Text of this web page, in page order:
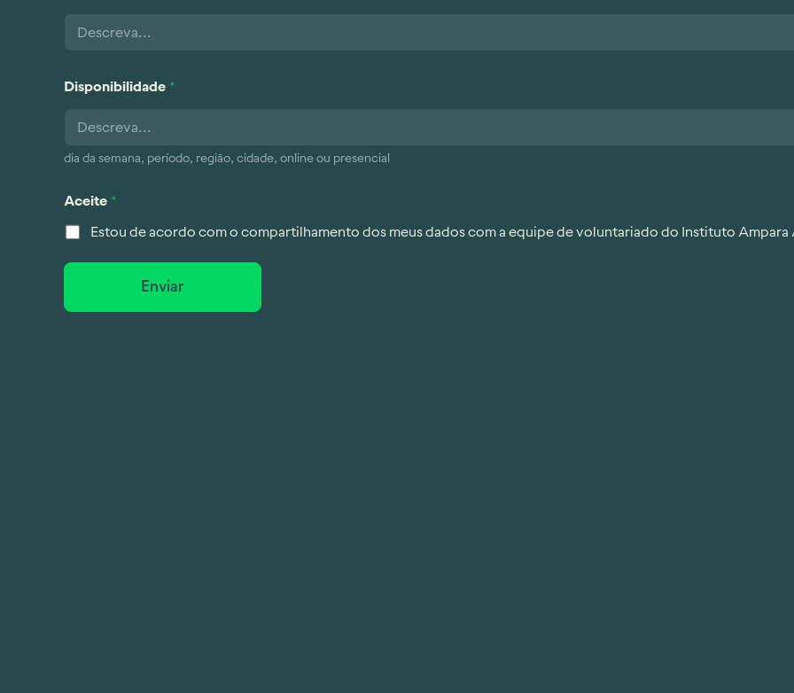
Disponibilidade *
dia da semana, período, região, cidade, online ou presencial
Aceite *
Estou de acordo com o compartilhamento dos meus dados com a equipe de voluntariado do Instituto Ampara
Enviar